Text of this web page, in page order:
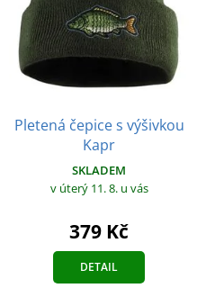
Pletená čepice s výšivkou
Kapr
SKLADEM
v úterý 11. 8. u vás
379 Kč
DETAIL